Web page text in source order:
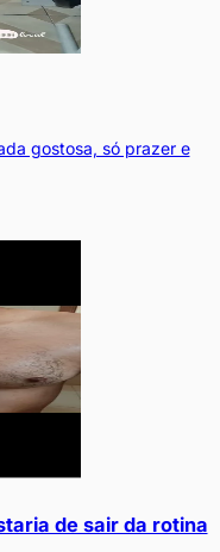
gostosa, só prazer e
de sair da rotina